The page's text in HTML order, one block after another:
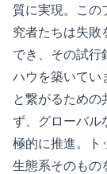
質に実現。この
究者たちは失敗
でき、その試行
ハウを築いてい
と繋がるための
ず、グローバル
極的に推進。ト
生態系そのもの